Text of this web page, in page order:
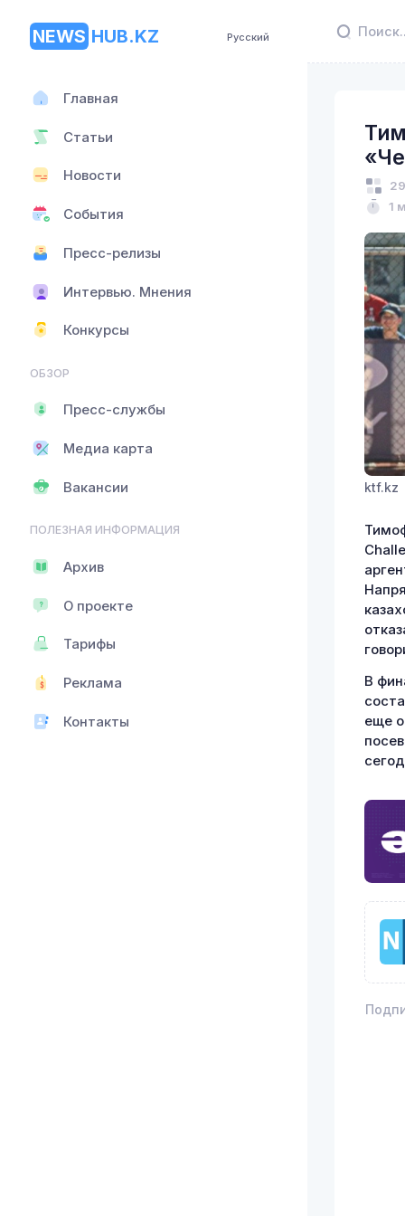
NEWS HUB.KZ Русский
Главная
Статьи
Новости
События
Пресс-релизы
Интервью. Мнения
Конкурсы
ОБЗОР
Пресс-службы
Медиа карта
Вакансии
ПОЛЕЗНАЯ ИНФОРМАЦИЯ
Архив
О проекте
Тарифы
Реклама
Контакты
1
ktf.kz
В
еще